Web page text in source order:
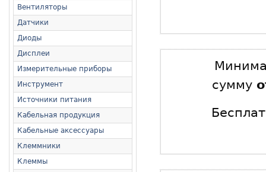
Вентиляторы
Датчики
Диоды
Дисплеи
Измерительные приборы
Инструмент
Источники питания
Кабельная продукция
Кабельные аксессуары
Клеммники
Клеммы
сумму